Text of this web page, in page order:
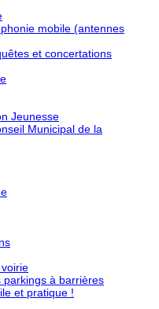
mobile (antennes
et concertations
Jeunesse
Municipal de la
parkings à barrières
et pratique !